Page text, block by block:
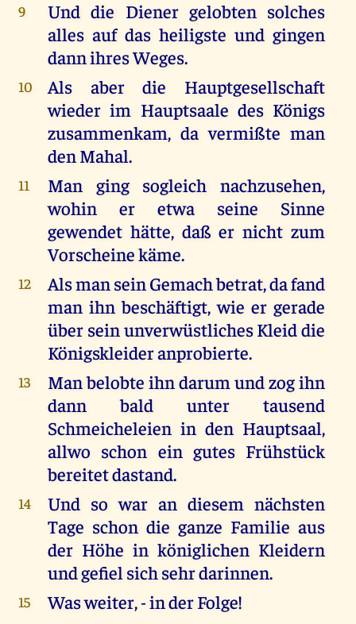
9
Und die Diener gelobten solches
alles auf das heiligste und gingen
dann ihres Weges.
10
Als aber die Hauptgesellschaft
wieder im Hauptsaale des Königs
zusammenkam, da vermißte man
den Mahal.
11
Man ging sogleich nachzusehen,
wohin er etwa seine Sinne
gewendet hätte, daß er nicht zum
Vorscheine käme.
12
Als man sein Gemach betrat, da fand
man ihn beschäftigt, wie er gerade
über sein unverwüstliches Kleid die
Königskleider anprobierte.
13
Man belobte ihn darum und zog ihn
dann bald unter tausend
Schmeicheleien in den Hauptsaal,
allwo schon ein gutes Frühstück
bereitet dastand.
14
Und so war an diesem nächsten
Tage schon die ganze Familie aus
der Höhe in königlichen Kleidern
und gefiel sich sehr darinnen.
15 Was weiter, - in der Folge!